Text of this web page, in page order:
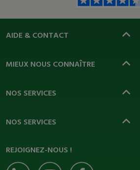
AIDE & CONTACT
MIEUX NOUS CONNAÎTRE
NOS SERVICES
NOS SERVICES
REJOIGNEZ-NOUS !